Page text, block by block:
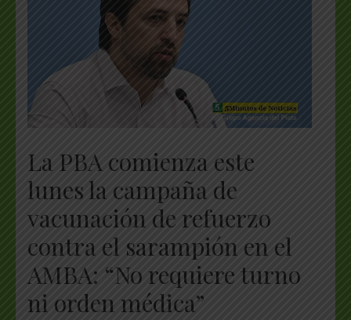
La PBA comienza este
lunes la campaña de
vacunación de refuerzo
contra el sarampión en el
AMBA: “No requiere turno
ni orden médica”